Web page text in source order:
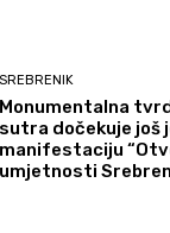
SREBRENIK
Monumentalna
sutra dočekuje još
manifestaciju
umjetnosti